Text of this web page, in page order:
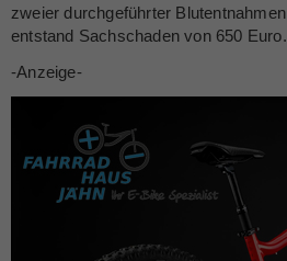
zweier durchgeführter
entstand Sachschaden von 650 Euro.
-Anzeige-